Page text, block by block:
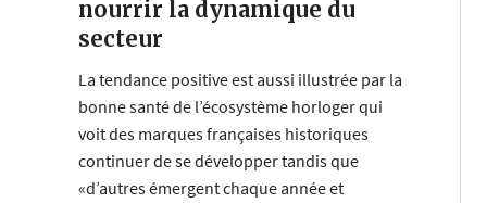
nourrir la dynamique du
secteur
La tendance positive est aussi illustrée par la
bonne santé de l’écosystème horloger qui
voit des marques françaises historiques
continuer de se développer tandis que
«d’autres émergent chaque année et